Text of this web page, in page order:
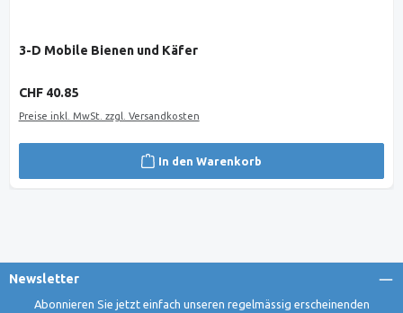
3-D Mobile Bienen und Käfer
Regulärer Preis:
CHF 40.85
Preise inkl. MwSt. zzgl. Versandkosten
In den Warenkorb
Newsletter
Abonnieren Sie jetzt einfach unseren regelmässig erscheinenden